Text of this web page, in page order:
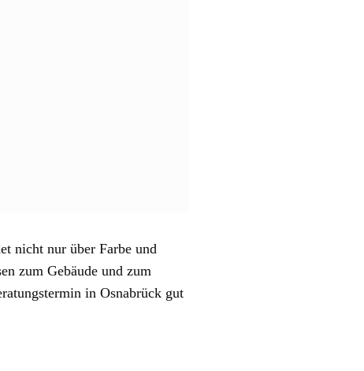
nicht nur über Farbe und
zum Gebäude und zum
in Osnabrück gut